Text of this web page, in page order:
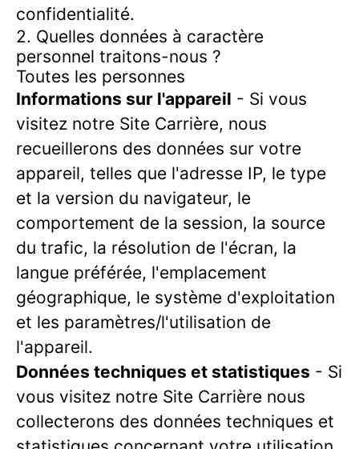
confidentialité.
2. Quelles données à caractère
personnel traitons-nous ?
Toutes les personnes
Informations sur l'appareil - Si vous
visitez notre Site Carrière, nous
recueillerons des données sur votre
appareil, telles que l'adresse IP, le type
et la version du navigateur, le
comportement de la session, la source
du trafic, la résolution de l'écran, la
langue préférée, l'emplacement
géographique, le système d'exploitation
et les paramètres/l'utilisation de
l'appareil.
Données techniques et statistiques - Si
vous visitez notre Site Carrière nous
collecterons des données techniques et